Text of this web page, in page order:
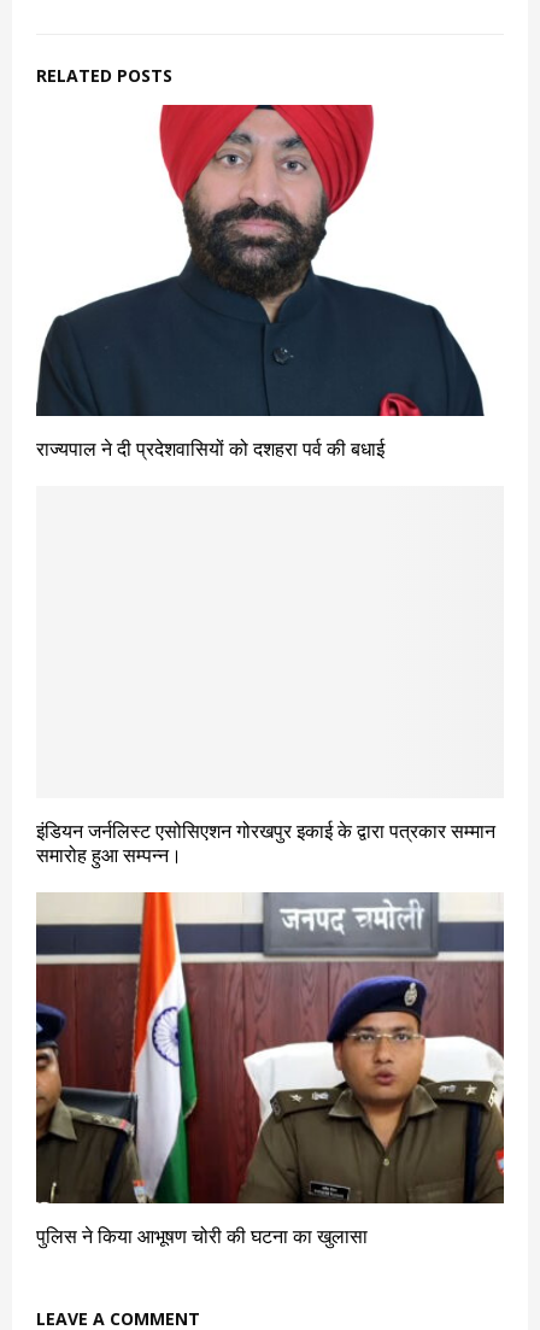
RELATED POSTS
राज्यपाल ने दी प्रदेशवासियों को दशहरा पर्व की बधाई
इंडियन जर्नलिस्ट एसोसिएशन गोरखपुर इकाई के द्वारा पत्रकार सम्मान
समारोह हुआ सम्पन्न।
पुलिस ने किया आभूषण चोरी की घटना का खुलासा
LEAVE A COMMENT